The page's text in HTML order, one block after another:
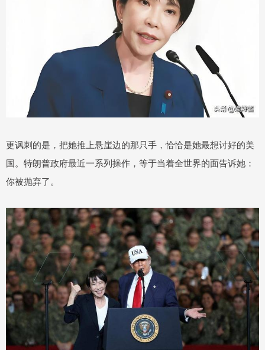
更讽刺的是，把她推上悬崖边的那只手，恰恰是她最想讨好的美
国。特朗普政府最近一系列操作，等于当着全世界的面告诉她：
你被抛弃了。